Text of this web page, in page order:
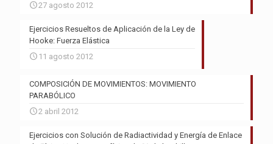
27 agosto 2012
Ejercicios Resueltos de Aplicación de la Ley de
Hooke: Fuerza Elástica
11 agosto 2012
COMPOSICIÓN DE MOVIMIENTOS: MOVIMIENTO
PARABÓLICO
2 abril 2012
Ejercicios con Solución de Radiactividad y Energía de Enlace